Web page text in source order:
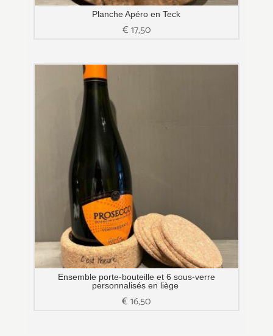
Planche Apéro en Teck
€17,50
Ensemble porte-bouteille et 6 sous-verre
personnalisés en liège
€16,50